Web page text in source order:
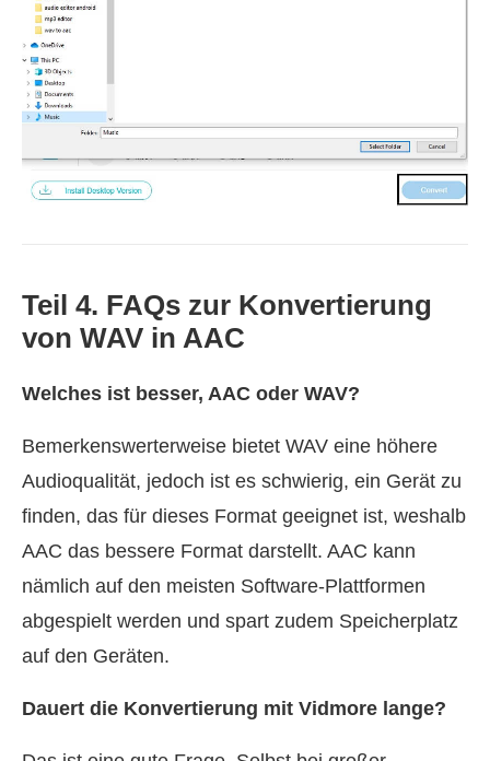
Teil 4. FAQs zur Konvertierung
von WAV in AAC
Welches ist besser, AAC oder WAV?
Bemerkenswerterweise bietet WAV eine höhere
Audioqualität, jedoch ist es schwierig, ein Gerät zu
finden, das für dieses Format geeignet ist, weshalb
AAC das bessere Format darstellt. AAC kann
nämlich auf den meisten Software-Plattformen
abgespielt werden und spart zudem Speicherplatz
auf den Geräten.
Dauert die Konvertierung mit Vidmore lange?